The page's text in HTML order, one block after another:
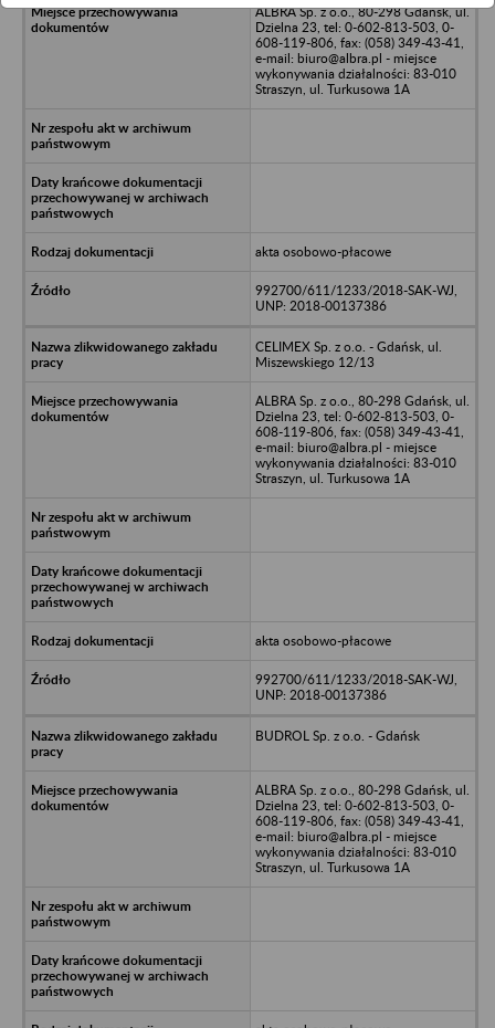
ALBRA Sp. z o.o., 80-298 Gdańsk, ul.
Dzielna 23, tel: 0-602-813-503, 0-
608-119-806, fax: (058) 349-43-41,
e-mail: biuro@albra.pl - miejsce
wykonywania działalności: 83-010
Straszyn, ul. Turkusowa 1A
akta osobowo-płacowe
992700/611/1233/2018-SAK-WJ,
UNP: 2018-00137386
CELIMEX Sp. z o.o. - Gdańsk, ul.
Miszewskiego 12/13
ALBRA Sp. z o.o., 80-298 Gdańsk, ul.
Dzielna 23, tel: 0-602-813-503, 0-
608-119-806, fax: (058) 349-43-41,
e-mail: biuro@albra.pl - miejsce
wykonywania działalności: 83-010
Straszyn, ul. Turkusowa 1A
akta osobowo-płacowe
992700/611/1233/2018-SAK-WJ,
UNP: 2018-00137386
BUDROL Sp. z o.o. - Gdańsk
ALBRA Sp. z o.o., 80-298 Gdańsk, ul.
Dzielna 23, tel: 0-602-813-503, 0-
608-119-806, fax: (058) 349-43-41,
e-mail: biuro@albra.pl - miejsce
wykonywania działalności: 83-010
Straszyn, ul. Turkusowa 1A